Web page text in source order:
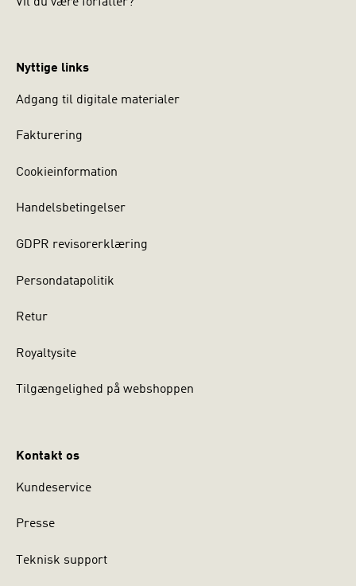
Nyttige links
Adgang til digitale materialer
Fakturering
Cookieinformation
Handelsbetingelser
GDPR revisorerklæring
Persondatapolitik
Retur
Royaltysite
Tilgængelighed på webshoppen
Kontakt os
Kundeservice
Presse
Teknisk support